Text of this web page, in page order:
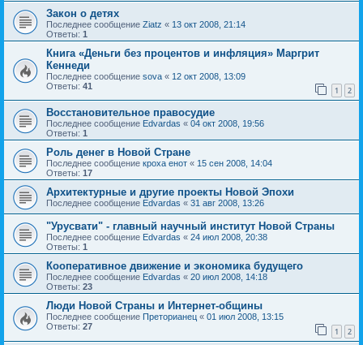
Закон о детях
Последнее сообщение Ziatz « 13 окт 2008, 21:14
Ответы: 1
Книга «Деньги без процентов и инфляция» Маргрит
Кеннеди
Последнее сообщение sova « 12 окт 2008, 13:09
Ответы: 41 1 2
Восстановительное правосудие
Последнее сообщение Edvardas « 04 окт 2008, 19:56
Ответы: 1
Роль денег в Новой Стране
Последнее сообщение кроха енот « 15 сен 2008, 14:04
Ответы: 17
Архитектурные и другие проекты Новой Эпохи
Последнее сообщение Edvardas « 31 авг 2008, 13:26
"Урусвати" - главный научный институт Новой Страны
Последнее сообщение Edvardas « 24 июл 2008, 20:38
Ответы: 1
Кооперативное движение и экономика будущего
Последнее сообщение Edvardas « 20 июл 2008, 14:18
Ответы: 23
Люди Новой Страны и Интернет-общины
Последнее сообщение Преторианец « 01 июл 2008, 13:15
Ответы: 27 1 2